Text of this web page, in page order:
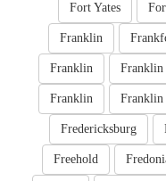
Fort Yates
Franklin
Franklin
Franklin
Franklin
Franklin
Fredericksburg
Freehold